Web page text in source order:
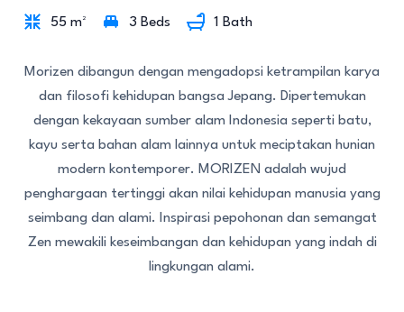
55 m² 3 Beds 1 Bath
Morizen dibangun dengan mengadopsi ketrampilan karya
dan filosofi kehidupan bangsa Jepang. Dipertemukan
dengan kekayaan sumber alam Indonesia seperti batu,
kayu serta bahan alam lainnya untuk meciptakan hunian
modern kontemporer. MORIZEN adalah wujud
penghargaan tertinggi akan nilai kehidupan manusia yang
seimbang dan alami. Inspirasi pepohonan dan semangat
Zen mewakili keseimbangan dan kehidupan yang indah di
lingkungan alami.